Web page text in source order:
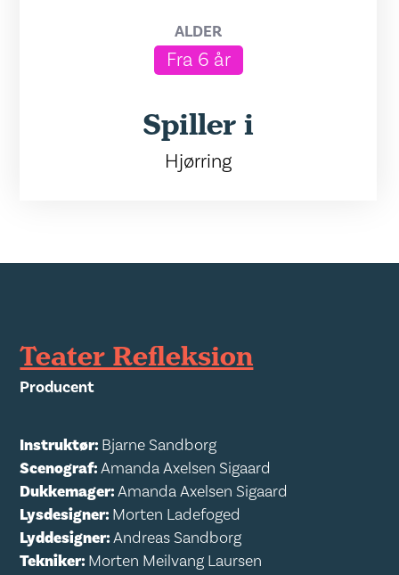
ALDER
Fra 6 år
Spiller i
Hjørring
Teater Refleksion
Producent
Instruktør: Bjarne Sandborg
Scenograf:Amanda Axelsen Sigaard
Dukkemager:Amanda Axelsen Sigaard
Lysdesigner: Morten Ladefoged
Lyddesigner:Andreas Sandborg
Tekniker: Morten Meilvang Laursen